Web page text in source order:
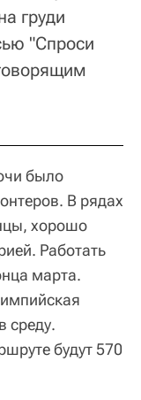
груди
"Спроси
было
В рядах
хорошо
Работать
марта.
среду.
будут 570